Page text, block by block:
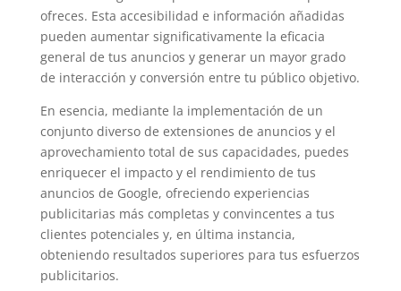
ofreces. Esta accesibilidad e información añadidas
pueden aumentar significativamente la eficacia
general de tus anuncios y generar un mayor grado
de interacción y conversión entre tu público objetivo.
En esencia, mediante la implementación de un
conjunto diverso de extensiones de anuncios y el
aprovechamiento total de sus capacidades, puedes
enriquecer el impacto y el rendimiento de tus
anuncios de Google, ofreciendo experiencias
publicitarias más completas y convincentes a tus
clientes potenciales y, en última instancia,
obteniendo resultados superiores para tus esfuerzos
publicitarios.